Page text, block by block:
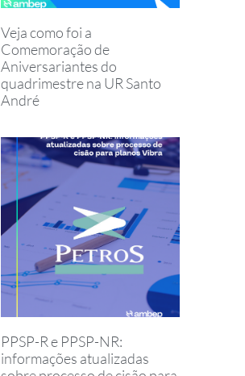
Veja como foi a
Comemoração de
Aniversariantes do
quadrimestre na UR Santo
André
PPSP-R e PPSP-NR:
informações atualizadas